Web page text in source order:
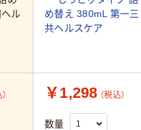
ル
め替え 380mL 第一三
共ヘルスケア
￥1,298 （税込）
数量